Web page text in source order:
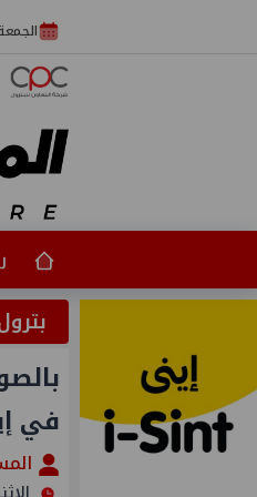
الجمعة 07 أغسطس 2026 الموافق 24
في